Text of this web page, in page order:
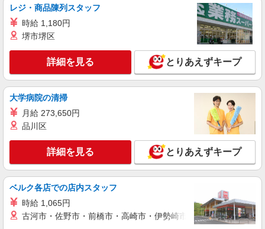
駅 【旧中区】 ≪車通勤可≫ ●敷地内に無料P
詳細を見る
パーソルテンプスタッフ株式会社 静岡コーディネートセンター（浜
松）/26-0578358
＜期間限定＞経験いかそう高時給1,550円★事
時給1550円 月収例：244,125円（時給1,550円
静岡県浜松市中央区／最寄駅：浜松駅、天竜川
駅 【旧南区】 ≪車通勤可≫
キープ
派遣社員
パーソルテンプスタッフ株式会社 静岡コーディネートセンター（浜
レジ・商品陳列スタッフ
時給 1,180円
堺市堺区
詳細を見る とりあえずキープ
大学病院の清掃
月給 273,650円
品川区
詳細を見る とりあえずキープ
ベルク各店での店内スタッフ
時給 1,065円
古河市・佐野市・前橋市・高崎市・伊勢崎市・太田市・館林市